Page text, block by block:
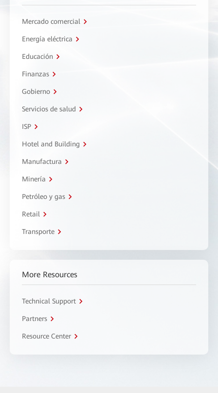
Mercado comercial
Energía eléctrica
Educación
Finanzas
Gobierno
Servicios de salud
ISP
Hotel and Building
Manufactura
Minería
Petróleo y gas
Retail
Transporte
More Resources
Technical Support
Partners
Resource Center